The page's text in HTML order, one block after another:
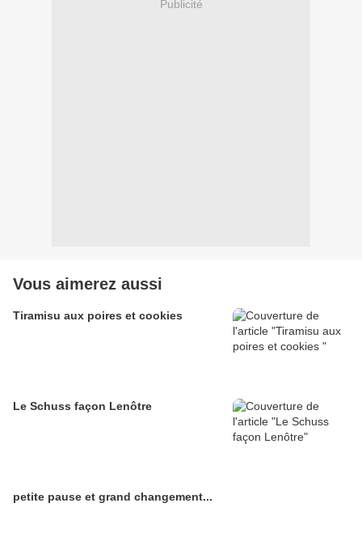
Publicité
Vous aimerez aussi
Tiramisu aux poires et cookies
Le Schuss façon Lenôtre
petite pause et grand changement...